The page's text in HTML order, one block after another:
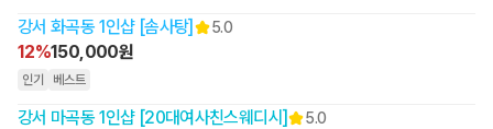
강서 화곡동 1인샵 [솜사탕]
5.0
12%150,000원
인기 베스트
강서 마곡동 1인샵 [20대여사친스웨디시] 5.0